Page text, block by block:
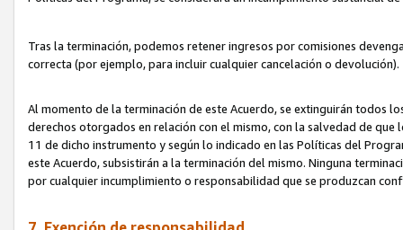
Tras la terminación, podemos retener ingresos por comisiones
correcta (por ejemplo, para incluir cualquier cancelación o devolución).
Al momento de la terminación de este Acuerdo, se extinguirán todos
derechos otorgados en relación con el mismo, con la salvedad de
11 de dicho instrumento y según lo indicado en las Políticas del
este Acuerdo, subsistirán a la terminación del mismo. Ninguna
por cualquier incumplimiento o responsabilidad que se produzcan